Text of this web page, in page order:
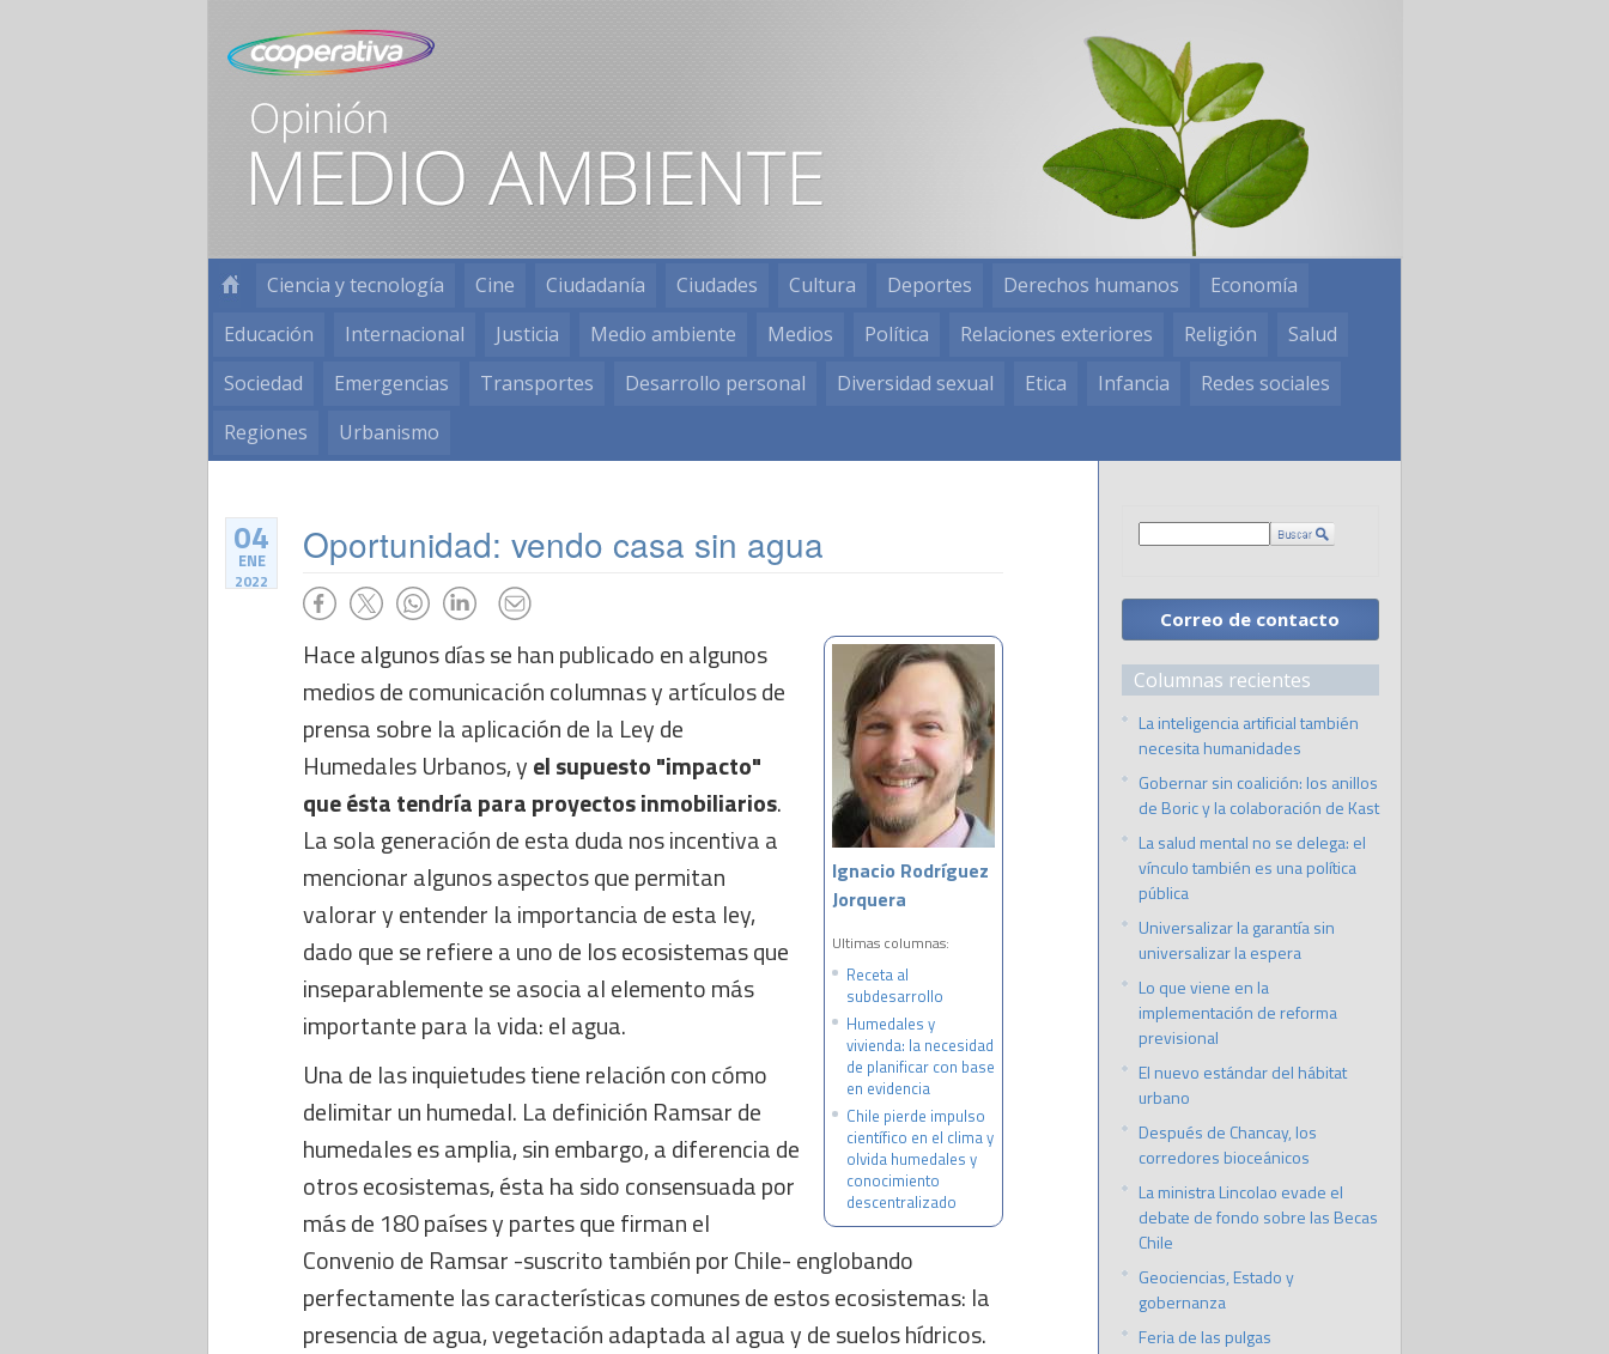
Ciencia y tecnología Cine Ciudadanía Ciudades Cultura Deportes Derechos humanos
Economía
Educación
Internacional Justicia Medio ambiente Medios Política Relaciones exteriores Religión
Salud
Sociedad
Emergencias Transportes Desarrollo personal Diversidad sexual Etica Infancia
Redes sociales
Regiones
Urbanismo
04
ENE
2022
Oportunidad: vendo casa sin agua
Ignacio Rodríguez
Jorquera
Ultimas columnas:
Receta al
subdesarrollo
Humedales y
vivienda: la necesidad
de planificar con base
en evidencia
Chile pierde impulso
científico en el clima y
olvida humedales y
conocimiento
descentralizado
Hace algunos días se han publicado en algunos
medios de comunicación columnas y artículos de
prensa sobre la aplicación de la Ley de
Humedales Urbanos, yel supuesto "impacto"
que ésta tendría para proyectos inmobiliarios.
La sola generación de esta duda nos incentiva a
mencionar algunos aspectos que permitan
valorar y entender la importancia de esta ley,
dado que se refiere a uno de los ecosistemas que
inseparablemente se asocia al elemento más
importante para la vida: el agua.
Una de las inquietudes tiene relación con cómo
delimitar un humedal. La definición Ramsar de
humedales es amplia, sin embargo, a diferencia de
otros ecosistemas, ésta ha sido consensuada por
más de 180 países y partes que firman el
Convenio de Ramsar -suscrito también por Chile- englobando
perfectamente las características comunes de estos ecosistemas: la
presencia de agua, vegetación adaptada al agua y de suelos hídricos.
Correo de contacto
Columnas recientes
La inteligencia artificial también
necesita humanidades
Gobernar sin coalición: los anillos
de Boric y la colaboración de Kast
La salud mental no se delega: el
vínculo también es una política
pública
Universalizar la garantía sin
universalizar la espera
Lo que viene en la
implementación de reforma
previsional
El nuevo estándar del hábitat
urbano
Después de Chancay, los
corredores bioceánicos
La ministra Lincolao evade el
debate de fondo sobre las Becas
Chile
Geociencias, Estado y
gobernanza
Feria de las pulgas